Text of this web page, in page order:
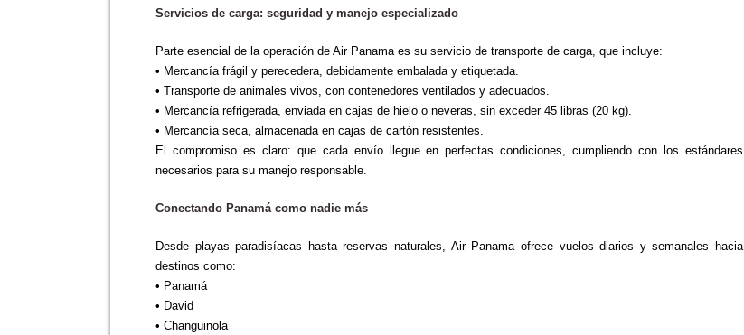
Servicios de carga: seguridad y manejo especializado
Parte esencial de la operación de Air Panama es su servicio de transporte de carga, que incluye:
• Mercancía frágil y perecedera, debidamente embalada y etiquetada.
• Transporte de animales vivos, con contenedores ventilados y adecuados.
• Mercancía refrigerada, enviada en cajas de hielo o neveras, sin exceder 45 libras (20 kg).
• Mercancía seca, almacenada en cajas de cartón resistentes.
El compromiso es claro: que cada envío llegue en perfectas condiciones, cumpliendo con los estándares
necesarios para su manejo responsable.
Conectando Panamá como nadie más
Desde playas paradisíacas hasta reservas naturales, Air Panama ofrece vuelos diarios y semanales hacia
destinos como:
• Panamá
• David
• Changuinola